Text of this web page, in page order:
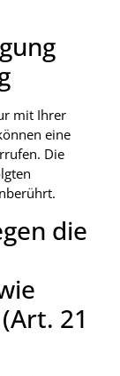
mit Ihrer
eine
Die
die
21